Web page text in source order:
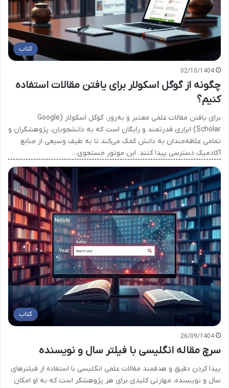
کتاب
02/10/1404
چگونه از گوگل اسکولار برای یافتن مقالات استفاده
کنیم؟
برای یافتن مقالات علمی معتبر و به‌روز، گوگل اسکولار (Google
Scholar) ابزاری قدرتمند و رایگان است که به دانشجویان، پژوهشگران و
تمامی علاقه‌مندان به دانش کمک می‌کند تا به طیف وسیعی از منابع
آکادمیک دسترسی پیدا کنند. این موتور جستجوی…
کتاب
26/09/1404
سرچ مقاله انگلیسی با فیلتر سال و نویسنده
پیدا کردن دقیق و هدفمند مقالات علمی انگلیسی با استفاده از فیلترهای
سال و نویسنده، مهارتی کلیدی برای هر پژوهشگر است که به او امکان